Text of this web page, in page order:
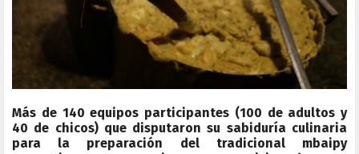
Más de 140 equipos participantes (100 de adultos y
40 de chicos) que disputaron su sabiduría culinaria
para la preparación del tradicional mbaipy